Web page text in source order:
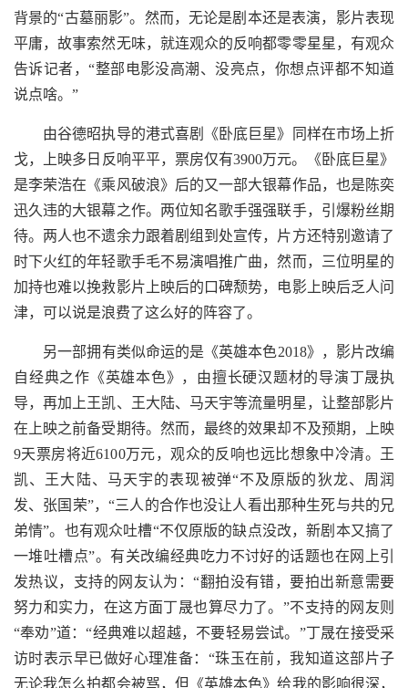
背景的“古墓丽影”。然而，无论是剧本还是表演，影片表现
平庸，故事索然无味，就连观众的反响都零零星星，有观众
告诉记者，“整部电影没高潮、没亮点，你想点评都不知道
说点啥。”
由谷德昭执导的港式喜剧《卧底巨星》同样在市场上折
戈，上映多日反响平平，票房仅有3900万元。《卧底巨星》
是李荣浩在《乘风破浪》后的又一部大银幕作品，也是陈奕
迅久违的大银幕之作。两位知名歌手强强联手，引爆粉丝期
待。两人也不遗余力跟着剧组到处宣传，片方还特别邀请了
时下火红的年轻歌手毛不易演唱推广曲，然而，三位明星的
加持也难以挽救影片上映后的口碑颓势，电影上映后乏人问
津，可以说是浪费了这么好的阵容了。
另一部拥有类似命运的是《英雄本色2018》，影片改编
自经典之作《英雄本色》，由擅长硬汉题材的导演丁晟执
导，再加上王凯、王大陆、马天宇等流量明星，让整部影片
在上映之前备受期待。然而，最终的效果却不及预期，上映
9天票房将近6100万元，观众的反响也远比想象中冷清。王
凯、王大陆、马天宇的表现被弹“不及原版的狄龙、周润
发、张国荣”，“三人的合作也没让人看出那种生死与共的兄
弟情”。也有观众吐槽“不仅原版的缺点没改，新剧本又搞了
一堆吐槽点”。有关改编经典吃力不讨好的话题也在网上引
发热议，支持的网友认为：“翻拍没有错，要拍出新意需要
努力和实力，在这方面丁晟也算尽力了。”不支持的网友则
“奉劝”道：“经典难以超越，不要轻易尝试。”丁晟在接受采
访时表示早已做好心理准备：“珠玉在前，我知道这部片子
无论我怎么拍都会被骂，但《英雄本色》给我的影响很深，